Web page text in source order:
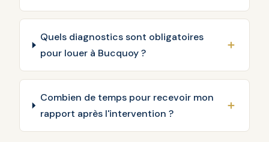
Quels diagnostics sont obligatoires
pour louer à Bucquoy ?
Combien de temps pour recevoir mon
rapport après l'intervention ?